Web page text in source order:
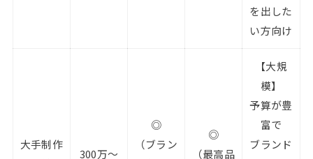
を出した
い方向け
大手制作
300万～
◎
（ブラン
◎
（最高品
【大規
模】
予算が豊
富で
ブランド